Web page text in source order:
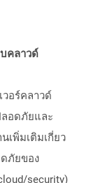
คลาวด์
วอร์คลาวด์
ลอดภัยและ
เพิ่มเติมเกี่ยว
ภัยของ
security)